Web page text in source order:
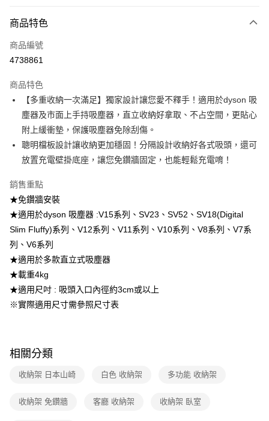
4.訂單成立30分鐘內，如未前往確認交易或遇審核未通過，訂單將自動取
消。如遇「轉專審核」未通過狀況，表示未達大哥付你分期系統評分，恕無
【繳款方式說明】
1.分期款項不併入電信帳單，「大哥付你分期」於每月結算日後寄送繳費提
2.透過簡訊連結打開帳單後，可選擇「超商條碼／台灣大直營門市／銀行轉
【注意事項】
1.本服務係由「台灣大哥大股份有限公司」（以下簡稱本公司）所提供，讓
用戶於交易時，得透過本服務購買商品或服務，並由商店將買賣／分期付款
買賣價金債權讓與本公司後，依約使用本公司帳單繳交帳款。
2.基於同意付款使用「大哥付你分期」之契約關係目的，商店將以您的個人
由本公司與您本人進行分期帳單所需資料之確認、核對及更正。
3.完整用戶服務條款，請詳閱以下連結：
每筆NT$150，滿NT$299(含以上)免運費
商品特色
商品編號
4738861
商品特色
【多重收納一次滿足】獨家設計讓您愛不釋手！適用於dyson 吸
塵器及市面上手持吸塵器，直立收納好拿取、不占空間，更貼心
附上緩衝墊，保護吸塵器免除刮傷。
聰明檔板設計讓收納更加穩固！分隔設計收納好各式吸頭，還可
放置充電壁掛底座，讓您免鑽牆固定，也能輕鬆充電唷！
銷售重點
★免鑽牆安裝
★適用於dyson 吸塵器 :V15系列、SV23、SV52、SV18(Digital
Slim Fluffy)系列、V12系列、V11系列、V10系列、V8系列、V7系
列、V6系列
★適用於多款直立式吸塵器
★載重4kg
★適用尺吋 : 吸頭入口內徑約3cm或以上
※實際適用尺寸需參照尺寸表
相關分類
收納架 日本山崎 白色 收納架 多功能 收納架
收納架 免鑽牆 客廳 收納架 收納架 臥室